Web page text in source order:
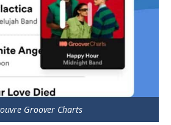
Groover Charts